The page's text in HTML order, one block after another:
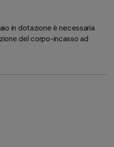
in dotazione è necessaria
del corpo-incasso ad